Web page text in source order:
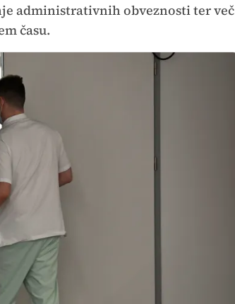
administrativnih obveznosti ter več
času.